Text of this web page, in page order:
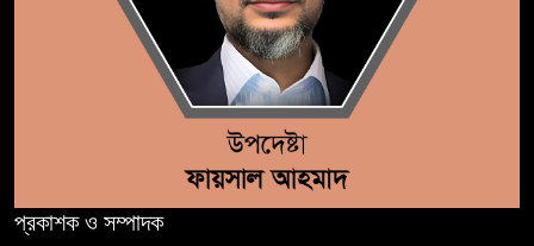
প্রকাশক ও সম্পাদক